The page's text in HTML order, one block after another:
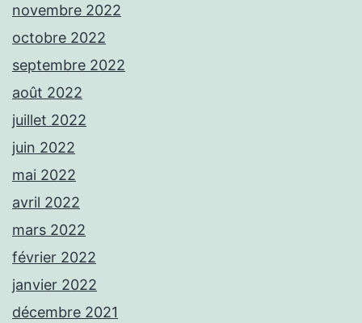
novembre 2022
octobre 2022
septembre 2022
août 2022
juillet 2022
juin 2022
mai 2022
avril 2022
mars 2022
février 2022
janvier 2022
décembre 2021